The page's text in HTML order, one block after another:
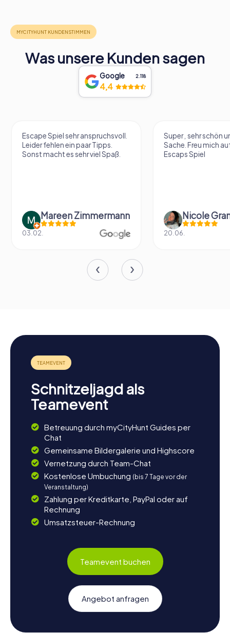
Was unsere Kunden sagen
Google 2.118
4,4
Escape Spiel sehr anspruchsvoll.
Leider fehlen ein paar Tipps.
Sonst macht es sehr viel Spaß.
Mareen Zimmermann
03.02.
Super , sehr schön
Sache. Freu mich
Escaps Spiel
Nicole
20.06.
Schnitzeljagd als
Teamevent
Betreuung durch myCityHunt Guides per
Chat
Gemeinsame Bildergalerie und Highscore
Vernetzung durch Team-Chat
Kostenlose Umbuchung (bis 7 Tage vor der
Veranstaltung)
Zahlung per Kreditkarte, PayPal oder auf
Rechnung
Umsatzsteuer-Rechnung
Teamevent buchen
Angebot anfragen